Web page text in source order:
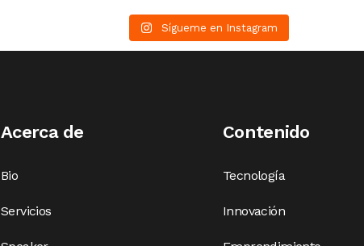
Sígueme en Instagram
Acerca de
Bio
Servicios
Contenido
Tecnología
Innovación